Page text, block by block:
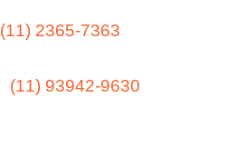
(11) 2365-7363
(11) 93942-9630